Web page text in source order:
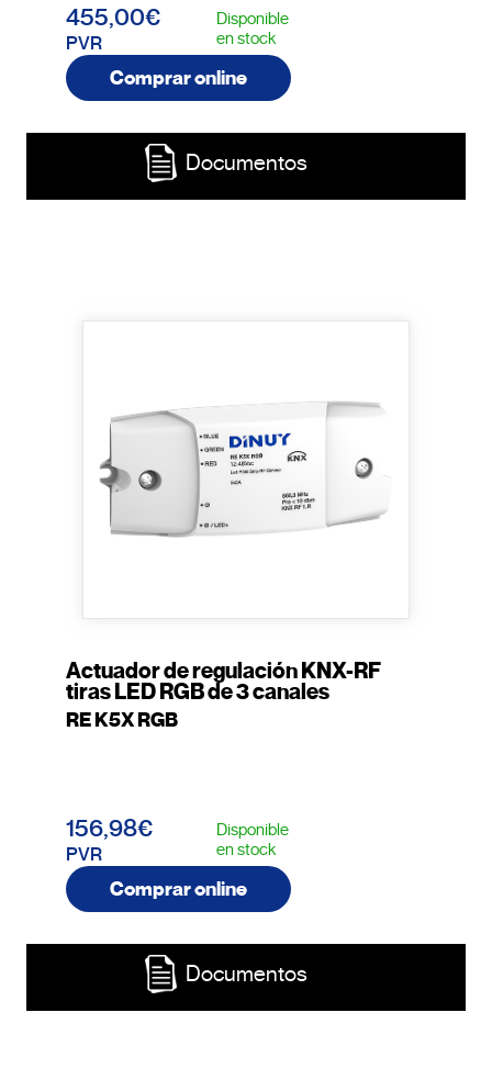
455,00€
PVR
Disponible
en stock
Comprar online
Documentos
Actuador de regulación KNX-RF
tiras LED RGB de 3 canales
RE K5X RGB
156,98€
PVR
Disponible
en stock
Comprar online
Documentos